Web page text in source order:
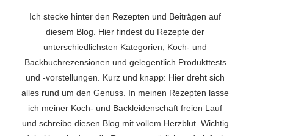
Ich stecke hinter den Rezepten und Beiträgen auf
diesem Blog. Hier findest du Rezepte der
unterschiedlichsten Kategorien, Koch- und
Backbuchrezensionen und gelegentlich Produkttests
und -vorstellungen. Kurz und knapp: Hier dreht sich
alles rund um den Genuss. In meinen Rezepten lasse
ich meiner Koch- und Backleidenschaft freien Lauf
und schreibe diesen Blog mit vollem Herzblut. Wichtig